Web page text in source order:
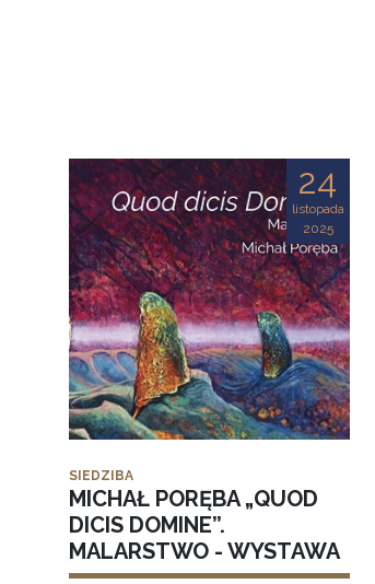
24
listopada
2025
SIEDZIBA
MICHAŁ PORĘBA „QUOD
DICIS DOMINE”.
MALARSTWO - WYSTAWA